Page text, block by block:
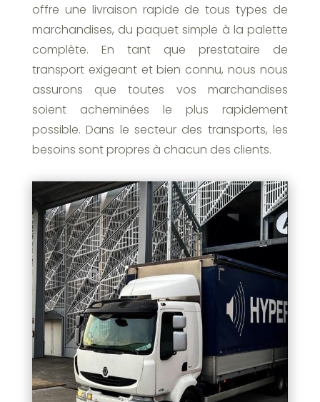
offre une livraison rapide de tous types de
marchandises, du paquet simple à la palette
complète. En tant que prestataire de
transport exigeant et bien connu, nous nous
assurons que toutes vos marchandises
soient acheminées le plus rapidement
possible. Dans le secteur des transports, les
besoins sont propres à chacun des clients.